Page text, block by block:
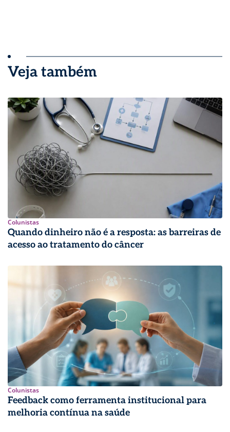
Veja também
Colunistas
Quando dinheiro não é a resposta: as barreiras de
acesso ao tratamento do câncer
Colunistas
Feedback como ferramenta institucional para
melhoria contínua na saúde